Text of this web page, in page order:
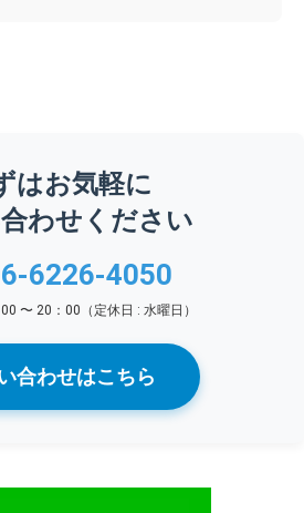
はお気軽に
わせください
6226-4050
〜 20：00（定休日 : 水曜日）
合わせはこちら